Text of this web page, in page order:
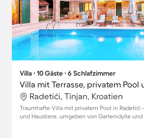
Villa ∙ 10 Gäste ∙ 6 Schlafzimmer
Radetići, Tinjan, Kroatien
Traumhafte Villa mit privatem Pool in Radetići
und Haustiere, umgeben von Gartenidylle und